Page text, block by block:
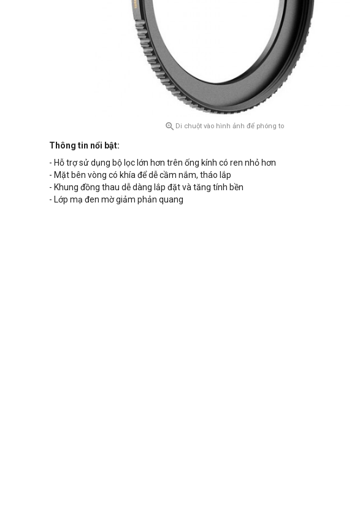
 Di chuột vào hình ảnh để phóng to
Thông tin nổi bật:
- Hỗ trợ sử dụng bộ lọc lớn hơn trên ống kính có ren nhỏ hơn
- Mặt bên vòng có khía để dễ cầm nắm, tháo lắp
- Khung đồng thau dễ dàng lắp đặt và tăng tính bền
- Lớp mạ đen mờ giảm phản quang